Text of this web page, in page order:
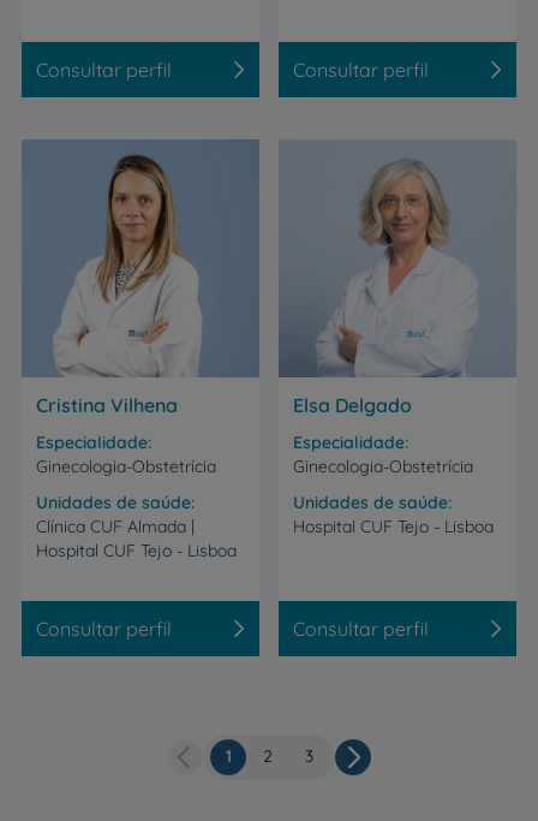
Consultar perfil Consultar perfil
Cristina Vilhena
Especialidade
Ginecologia-Obstetrícia
Unidades de saúde
Clínica CUF Almada |
Hospital CUF Tejo - Lisboa
Consultar perfil
Elsa Delgado
Especialidade
Ginecologia-Obstetrícia
Unidades de saúde
Hospital CUF Tejo - Lisboa
Consultar perfil
Paginação
Página
1 Página
2 Página
3